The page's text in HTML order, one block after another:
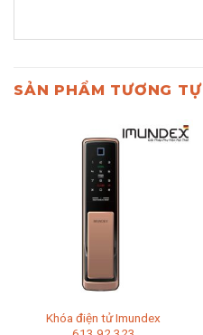
SẢN PHẨM TƯƠNG TỰ
Khóa điện tử Imundex